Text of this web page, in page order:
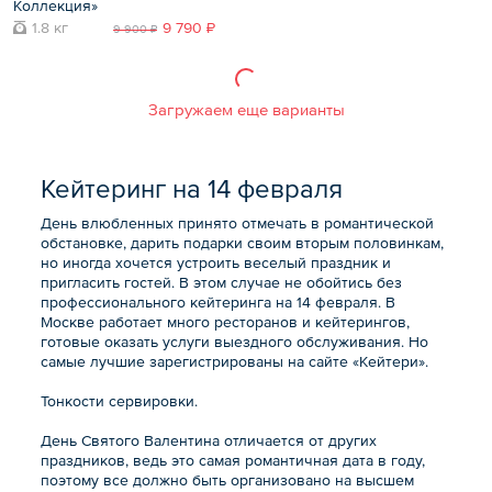
Коллекция»
1.8 кг
9 900 ₽ 9 790 ₽
Загружаем еще варианты
Кейтеринг на 14 февраля
День влюбленных принято отмечать в романтической
обстановке, дарить подарки своим вторым половинкам,
но иногда хочется устроить веселый праздник и
пригласить гостей. В этом случае не обойтись без
профессионального кейтеринга на 14 февраля. В
Москве работает много ресторанов и кейтерингов,
готовые оказать услуги выездного обслуживания. Но
самые лучшие зарегистрированы на сайте «Кейтери».
Тонкости сервировки.
День Святого Валентина отличается от других
праздников, ведь это самая романтичная дата в году,
поэтому все должно быть организовано на высшем